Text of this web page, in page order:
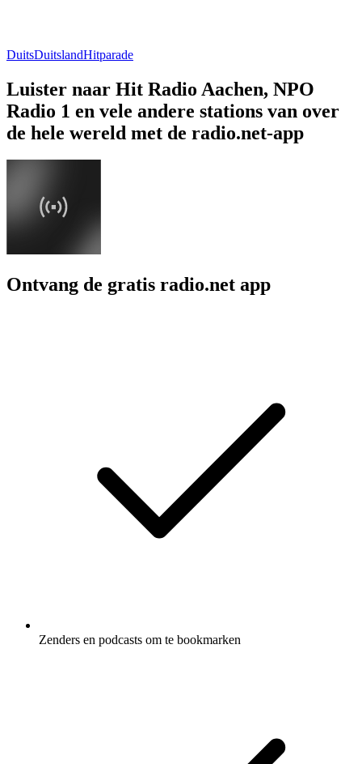
DuitsDuitslandHitparade
Luister naar Hit Radio Aachen, NPO
Radio 1 en vele andere stations van over
de hele wereld met de radio.net-app
Ontvang de gratis radio.net app
Zenders en podcasts om te bookmarken